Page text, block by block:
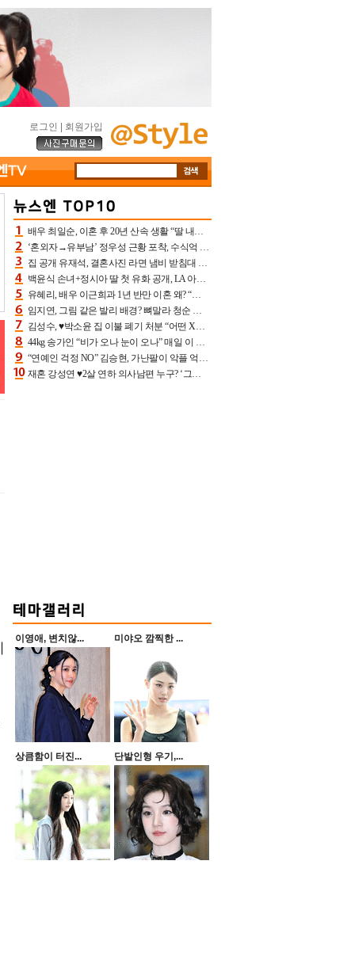
로그인 회원가입
배우 최일순, 이혼 후 20년 산속 생활 “딸 내가 버렸다고 원망‥맘 아파”(특종)[어제TV]
‘혼외자→유부남’ 정우성 근황 포착, 수식억 해킹 피해 후배 만났다 “존경하는”
집 공개 유재석, 결혼사진 라면 냄비 받침대 되고 분노‥가족사진도 피해(놀뭐)[어제TV]
백윤식 손녀+정시아 딸 첫 유화 공개, LA 아트쇼→서울국제조각페스타 작가다운 수준급 실력
유혜리, 배우 이근희과 1년 반만 이혼 왜? “식칼 꽂고 의자 던져” 충격 폭로(특종)[어제TV]
임지연, 그림 같은 발리 배경? 뼈말라 청순 비키니 핏에 상대 안 되네
김성수, ♥박소윤 집 이불 폐기 처분 “어떤 X이랑 썼을지 몰라” 질투(신랑수업2)[어제TV]
44kg 송가인 “비가 오나 눈이 오나” 매일 이 운동, 허벅지 근육량 상승+체지방 감소
“연예인 걱정 NO” 김승현, 가난팔이 악플 억울할만‥아내+딸과 日 여행
재혼 강성연 ♥2살 연하 의사남편 누구? ‘그알’ 자문의에 훈남 비주얼 초엘리트 스펙 [종합]
이영애, 변치않... 미야오 깜찍한 ...
상큼함이 터진... 단발인형 우기,...